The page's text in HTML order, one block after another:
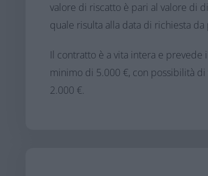
valore di riscatto è pari al valore di
quale risulta alla data di richiesta
Il contratto è a vita intera e
minimo di 5.000 €, con possibilità
2.000 €.​